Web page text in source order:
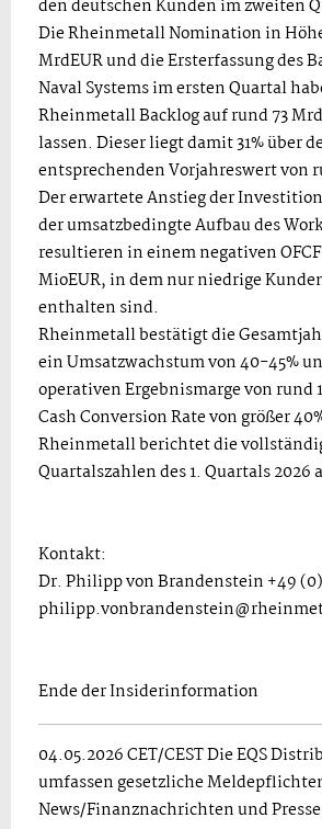
den deutschen Kunden im zweiten
Die Rheinmetall Nomination in
MrdEUR und die Ersterfassung des
Naval Systems im ersten Quartal
Rheinmetall Backlog auf rund 73
lassen. Dieser liegt damit 31% über
entsprechenden Vorjahreswert von
Der erwartete Anstieg der
der umsatzbedingte Aufbau des
resultieren in einem negativen
MioEUR, in dem nur niedrige
enthalten sind.
Rheinmetall bestätigt die
ein Umsatzwachstum von 40-45%
operativen Ergebnismarge von rund
Cash Conversion Rate von größer
Rheinmetall berichtet die
Quartalszahlen des 1. Quartals 2026
Kontakt:
Dr. Philipp von Brandenstein +49 (0)
Ende der Insiderinformation
04.05.2026 CET/CEST Die EQS
umfassen gesetzliche
News/Finanznachrichten und